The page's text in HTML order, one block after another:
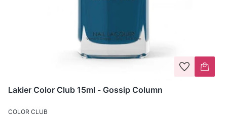
Lakier Color Club 15ml - Gossip Column
COLOR CLUB